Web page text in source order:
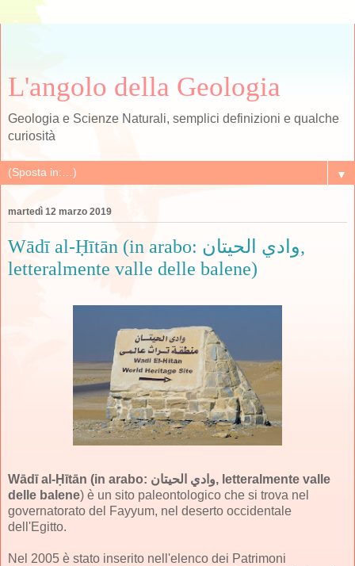
L'angolo della Geologia
Geologia e Scienze Naturali, semplici definizioni e qualche
curiosità
▼
martedì 12 marzo 2019
Wādī al-Ḥītān (in arabo: وادي الحيتان,
letteralmente valle delle balene)
Wādī al-Ḥītān (in arabo: وادي الحيتان, letteralmente valle
delle balene) è un sito paleontologico che si trova nel
governatorato del Fayyum, nel deserto occidentale
dell'Egitto.
Nel 2005 è stato inserito nell'elenco dei Patrimoni